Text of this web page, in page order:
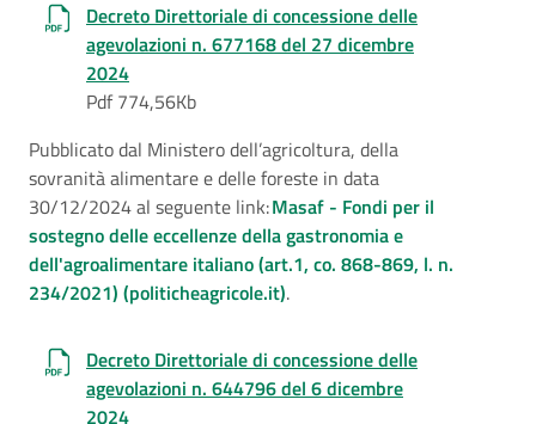
Decreto Direttoriale di concessione delle
agevolazioni n. 677168 del 27 dicembre
2024
Pdf 774,56Kb
Pubblicato dal Ministero dell’agricoltura, della
sovranità alimentare e delle foreste in data
30/12/2024 al seguente link:Masaf - Fondi per il
sostegno delle eccellenze della gastronomia e
dell'agroalimentare italiano (art.1, co. 868-869, l. n.
234/2021) (politicheagricole.it).
Decreto Direttoriale di concessione delle
agevolazioni n. 644796 del 6 dicembre
2024